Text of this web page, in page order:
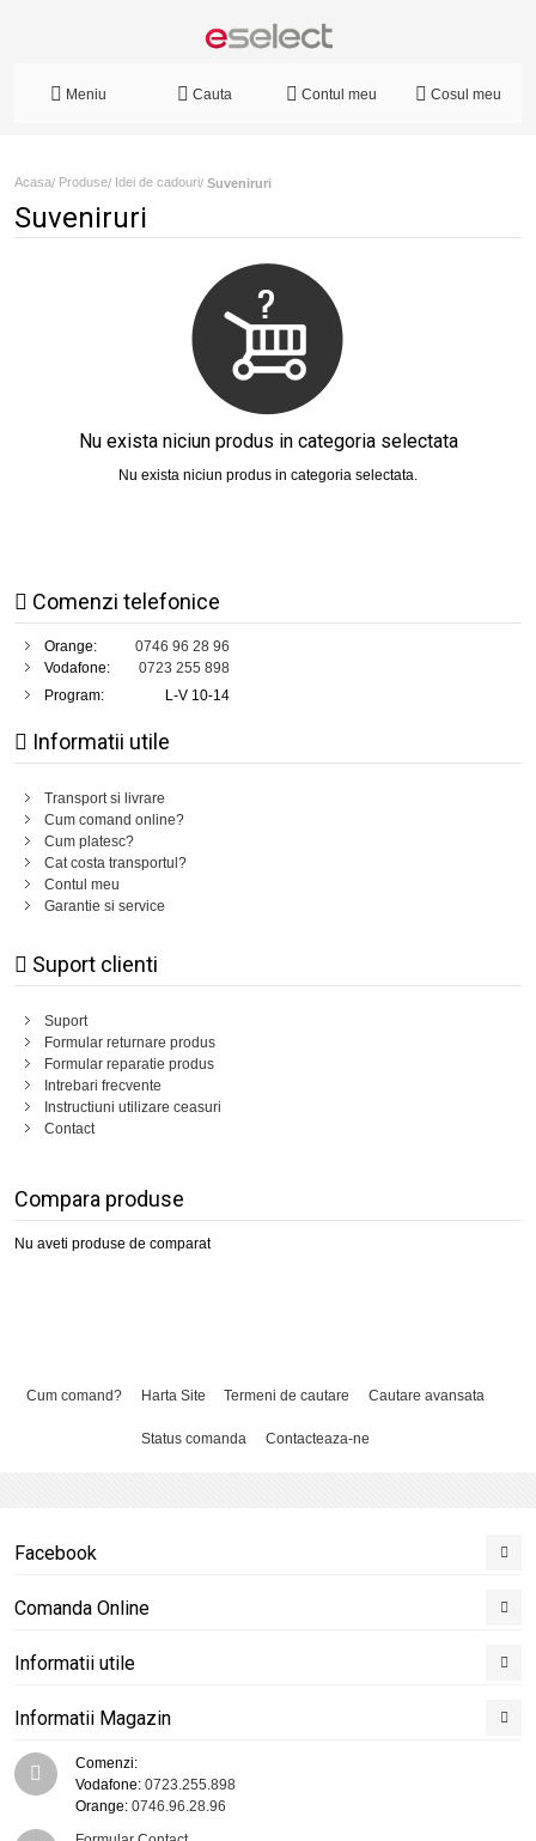
Meniu Cauta Contul meu Cosul meu
Acasa/ Produse/ Idei de cadouri/ Suveniruri
Suveniruri
Nu exista niciun produs in categoria selectata
Nu exista niciun produs in categoria selectata.
Comenzi telefonice
Orange:
0746 96 28 96
Vodafone:
0723 255 898
Program:
L-V 10-14
Informatii utile
Transport si livrare
Cum comand online?
Cum platesc?
Cat costa transportul?
Contul meu
Garantie si service
Suport clienti
Suport
Formular returnare produs
Formular reparatie produs
Intrebari frecvente
Instructiuni utilizare ceasuri
Contact
Compara produse
Nu aveti produse de comparat
Cum comand? Harta Site Termeni de cautare Cautare avansata
Status comanda Contacteaza-ne
Facebook
Comanda Online
Informatii utile
Informatii Magazin
Comenzi:
Vodafone: 0723.255.898
Orange: 0746.96.28.96